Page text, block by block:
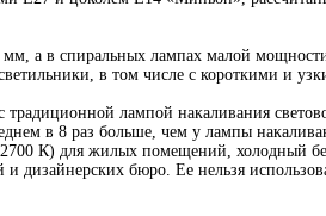
а в спиральных лампах малой
в том числе с короткими и
лампой накаливания
в 8 раз больше, чем у лампы
К) для жилых помещений, холодный
бюро. Ее нельзя